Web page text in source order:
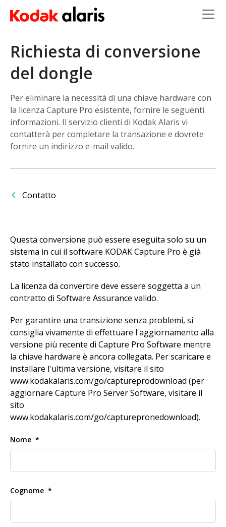
Salta al contenuto principale
Richiesta di conversione
del dongle
Per eliminare la necessità di una chiave hardware con
la licenza Capture Pro esistente, fornire le seguenti
informazioni. Il servizio clienti di Kodak Alaris vi
contatterà per completare la transazione e dovrete
fornire un indirizzo e-mail valido.
Contatto
Questa conversione può essere eseguita solo su un
sistema in cui il software KODAK Capture Pro è già
stato installato con successo.
La licenza da convertire deve essere soggetta a un
contratto di Software Assurance valido.
Per garantire una transizione senza problemi, si
consiglia vivamente di effettuare l'aggiornamento alla
versione più recente di Capture Pro Software mentre
la chiave hardware è ancora collegata. Per scaricare e
installare l'ultima versione, visitare il sito
www.kodakalaris.com/go/captureprodownload (per
aggiornare Capture Pro Server Software, visitare il
sito
www.kodakalaris.com/go/capturepronedownload).
Nome
Cognome